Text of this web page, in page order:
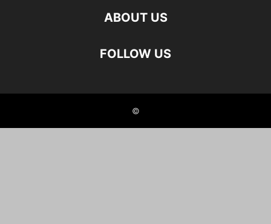
ABOUT US
FOLLOW US
©